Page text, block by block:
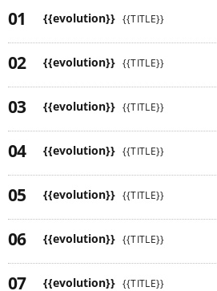
{{evolution}} {{TITLE}}
{{evolution}} {{TITLE}}
{{evolution}} {{TITLE}}
{{evolution}} {{TITLE}}
{{evolution}} {{TITLE}}
{{evolution}} {{TITLE}}
{{evolution}} {{TITLE}}